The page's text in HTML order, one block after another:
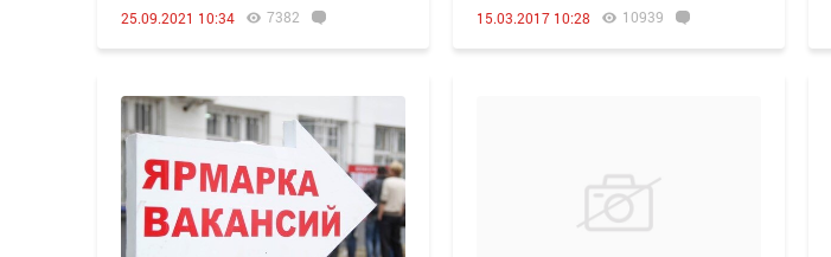
25.09.2021 10:34 7382 15.03.2017 10:28 10939